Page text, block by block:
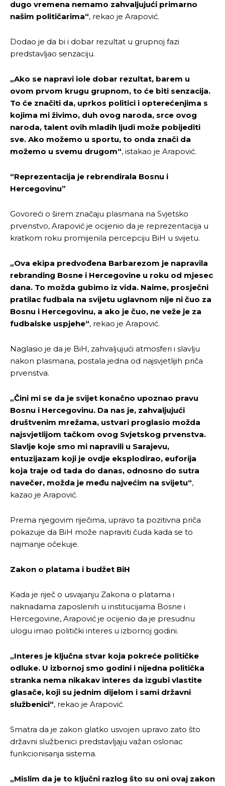
dugo vremena nemamo zahvaljujući primarno
našim političarima“, rekao je Arapović.
Dodao je da bi i dobar rezultat u grupnoj fazi
predstavljao senzaciju.
„Ako se napravi iole dobar rezultat, barem u
ovom prvom krugu grupnom, to će biti senzacija.
To će značiti da, uprkos politici i opterećenjima s
kojima mi živimo, duh ovog naroda, srce ovog
naroda, talent ovih mladih ljudi može pobijediti
sve. Ako možemo u sportu, to onda znači da
možemo u svemu drugom“, istakao je Arapović.
“Reprezentacija je rebrendirala Bosnu i
Hercegovinu”
Govoreći o širem značaju plasmana na Svjetsko
prvenstvo, Arapović je ocijenio da je reprezentacija u
kratkom roku promijenila percepciju BiH u svijetu.
„Ova ekipa predvođena Barbarezom je napravila
rebranding Bosne i Hercegovine u roku od mjesec
dana. To možda gubimo iz vida. Naime, prosječni
pratilac fudbala na svijetu uglavnom nije ni čuo za
Bosnu i Hercegovinu, a ako je čuo, ne veže je za
fudbalske uspjehe“, rekao je Arapović.
Naglasio je da je BiH, zahvaljujući atmosferi i slavlju
nakon plasmana, postala jedna od najsvjetlijih priča
prvenstva.
„Čini mi se da je svijet konačno upoznao pravu
Bosnu i Hercegovinu. Da nas je, zahvaljujući
društvenim mrežama, ustvari proglasio možda
najsvjetlijom tačkom ovog Svjetskog prvenstva.
Slavlje koje smo mi napravili u Sarajevu,
entuzijazam koji je ovdje eksplodirao, euforija
koja traje od tada do danas, odnosno do sutra
navečer, možda je među najvećim na svijetu“,
kazao je Arapović.
Prema njegovim riječima, upravo ta pozitivna priča
pokazuje da BiH može napraviti čuda kada se to
najmanje očekuje.
Zakon o platama i budžet BiH
Kada je riječ o usvajanju Zakona o platama i
naknadama zaposlenih u institucijama Bosne i
Hercegovine, Arapović je ocijenio da je presudnu
ulogu imao politički interes u izbornoj godini.
„Interes je ključna stvar koja pokreće političke
odluke. U izbornoj smo godini i nijedna politička
stranka nema nikakav interes da izgubi vlastite
glasače, koji su jednim dijelom i sami državni
službenici“, rekao je Arapović.
Smatra da je zakon glatko usvojen upravo zato što
državni službenici predstavljaju važan oslonac
funkcionisanja sistema.
„Mislim da je to ključni razlog što su oni ovaj zakon